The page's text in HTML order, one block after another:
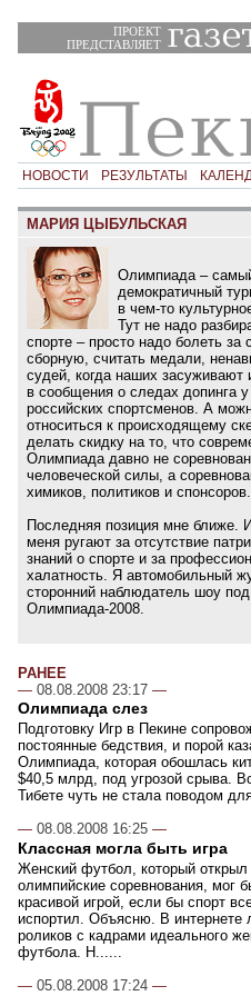
ПРОЕКТ
ПРЕДСТАВЛЯЕТ
НОВОСТИ РЕЗУЛЬТАТЫ
МАРИЯ ЦЫБУЛЬСКАЯ
Олимпиада –
демократичный
в чем-то
Тут не надо
спорте – просто надо болеть за
сборную, считать медали,
судей, когда наших засуживают
в сообщения о следах допинга у
российских спортсменов. А
относиться к происходящему
делать скидку на то, что
Олимпиада давно не
человеческой силы, а
химиков, политиков и спонсоров.
Последняя позиция мне ближе.
меня ругают за отсутствие
знаний о спорте и за
халатность. Я автомобильный
сторонний наблюдатель шоу
Олимпиада-2008.
РАНЕЕ
— 08.08.2008 23:17 —
Олимпиада слез
Подготовку Игр в Пекине
постоянные бедствия, и порой
Олимпиада, которая обошлась
$40,5 млрд, под угрозой срыва.
Тибете чуть не стала поводом для
— 08.08.2008 16:25 —
Классная могла быть игра
Женский футбол, который открыл
олимпийские соревнования, мог
красивой игрой, если бы спорт
испортил. Объясню. В интернете
роликов с кадрами идеального
футбола. Н......
— 05.08.2008 17:24 —